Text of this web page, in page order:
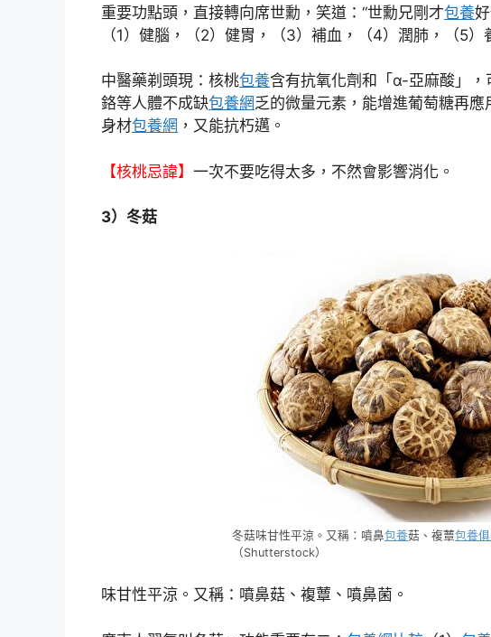
重要功點頭，直接轉向席世勳，笑道：“世勳兄剛才包養
（1）健腦，（2）健胃，（3）補血，（4）潤肺，（5）
中醫藥剃頭現：核桃包養含有抗氧化劑和「α-亞麻酸」，
鉻等人體不成缺包養網乏的微量元素，能增進葡萄糖再
身材包養網 ，又能抗朽邁。
【核桃忌諱】 一次不要吃得太多，不然會影響消化。
3）冬菇
冬菇味甘性平涼。又稱：噴鼻包養菇、複蕈包養
（Shutterstock）
味甘性平涼。又稱：噴鼻菇、複蕈、噴鼻菌。